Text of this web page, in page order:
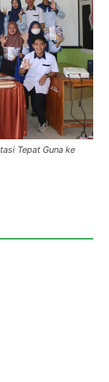
Tepat Guna ke